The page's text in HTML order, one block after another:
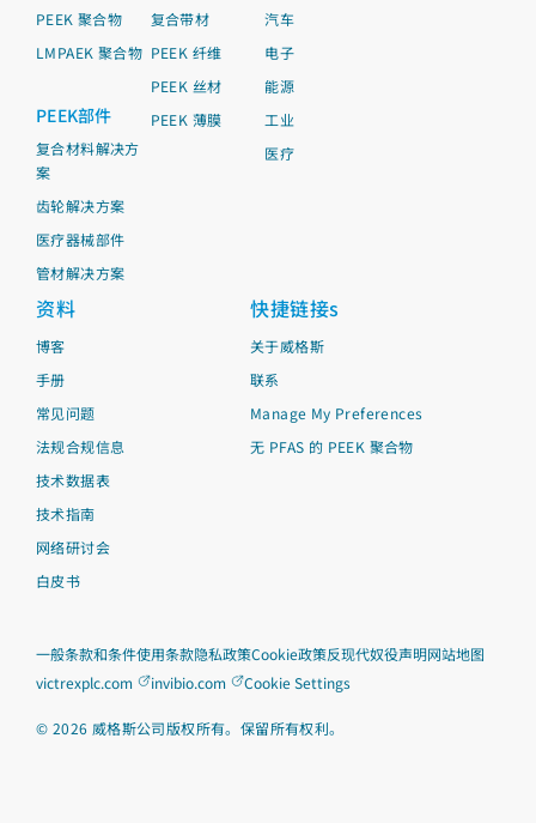
PEEK 聚合物
LMPAEK 聚合物
PEEK部件
复合材料解决方
案
齿轮解决方案
医疗器械部件
管材解决方案
复合带材
PEEK 纤维
PEEK 丝材
PEEK 薄膜
汽车
电子
能源
工业
医疗
资料
博客
手册
常见问题
法规合规信息
技术数据表
技术指南
网络研讨会
白皮书
快捷链接s
关于威格斯
联系
Manage My Preferences
无 PFAS 的 PEEK 聚合物
一般条款和条件使用条款隐私政策Cookie政策反现代奴役声明网站地图
victrexplc.com
invibio.com Cookie Settings
© 2026 威格斯公司版权所有。保留所有权利。